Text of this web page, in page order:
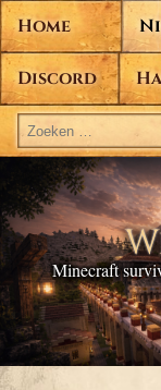
Home
Discord
Zoeken
naar:
Minecraft